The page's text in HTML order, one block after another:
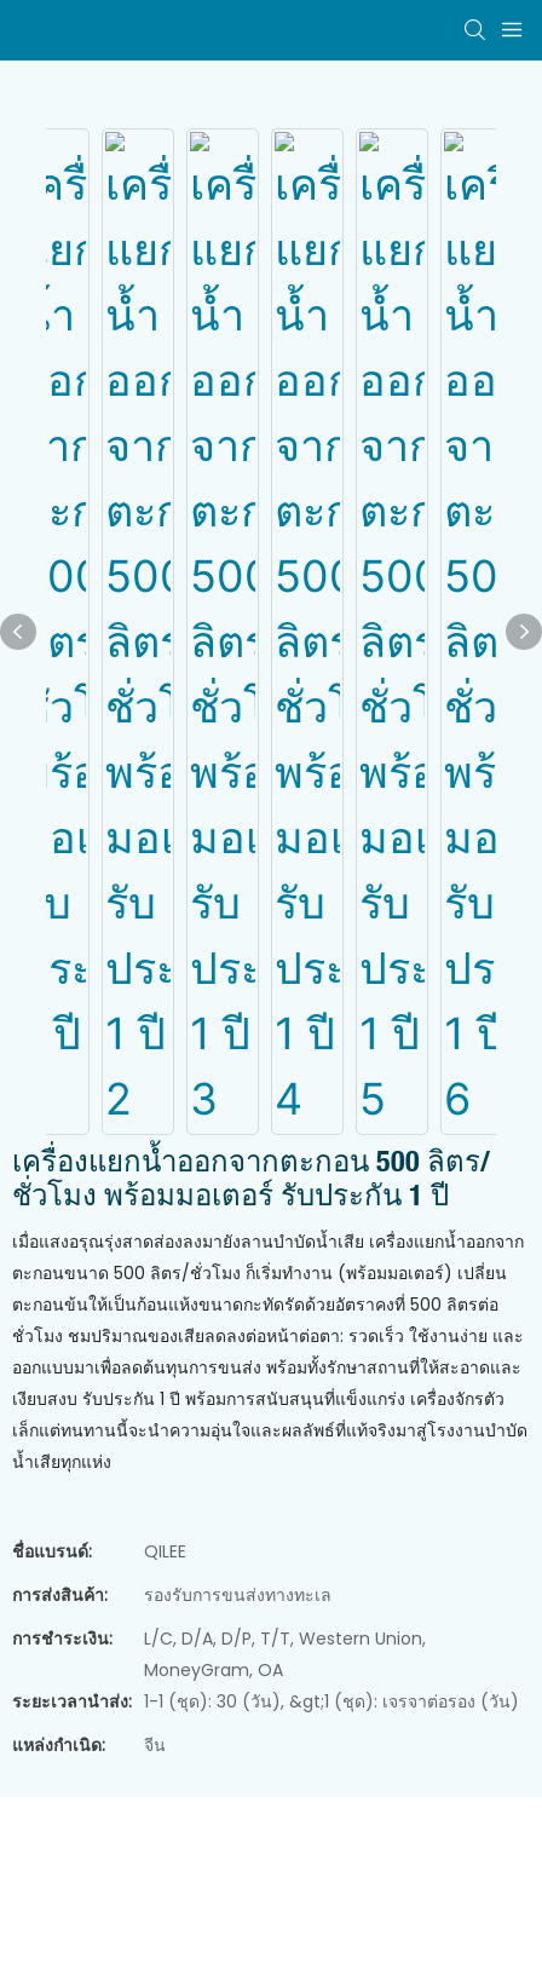
เครื่องแยกน้ำออกจากตะกอน 500 ลิตร/
ชั่วโมง พร้อมมอเตอร์ รับประกัน 1 ปี
เมื่อแสงอรุณรุ่งสาดส่องลงมายังลานบำบัดน้ำเสีย เครื่องแยกน้ำออกจาก
ตะกอนขนาด 500 ลิตร/ชั่วโมง ก็เริ่มทำงาน (พร้อมมอเตอร์) เปลี่ยน
ตะกอนข้นให้เป็นก้อนแห้งขนาดกะทัดรัดด้วยอัตราคงที่ 500 ลิตรต่อ
ชั่วโมง ชมปริมาณของเสียลดลงต่อหน้าต่อตา: รวดเร็ว ใช้งานง่าย และ
ออกแบบมาเพื่อลดต้นทุนการขนส่ง พร้อมทั้งรักษาสถานที่ให้สะอาดและ
เงียบสงบ รับประกัน 1 ปี พร้อมการสนับสนุนที่แข็งแกร่ง เครื่องจักรตัว
เล็กแต่ทนทานนี้จะนำความอุ่นใจและผลลัพธ์ที่แท้จริงมาสู่โรงงานบำบัด
น้ำเสียทุกแห่ง
ชื่อแบรนด์:
QILEE
การส่งสินค้า:
รองรับการขนส่งทางทะเล
การชำระเงิน:
L/C, D/A, D/P, T/T, Western Union,
MoneyGram, OA
ระยะเวลานำส่ง: 1-1 (ชุด): 30 (วัน), &gt;1 (ชุด): เจรจาต่อรอง (วัน)
แหล่งกำเนิด:
จีน